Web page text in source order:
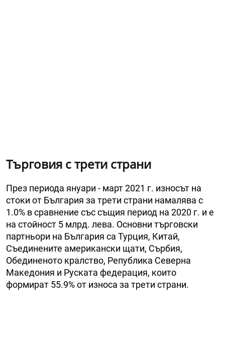
Търговия с трети страни
През периода януари - март 2021 г. износът на
стоки от България за трети страни намалява с
1.0% в сравнение със същия период на 2020 г. и е
на стойност 5 млрд. лева. Основни търговски
партньори на България са Турция, Китай,
Съединените американски щати, Сърбия,
Обединеното кралство, Република Северна
Македония и Руската федерация, които
формират 55.9% от износа за трети страни.